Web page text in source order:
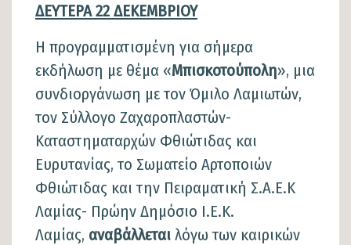
ΔΕΥΤΕΡΑ 22 ΔΕΚΕΜΒΡΙΟΥ
Η προγραμματισμένη για σήμερα
εκδήλωση με θέμα «Μπισκοτούπολη», μια
συνδιοργάνωση με τον Όμιλο Λαμιωτών,
τον Σύλλογο Ζαχαροπλαστών-
Καταστηματαρχών Φθιώτιδας και
Ευρυτανίας, το Σωματείο Αρτοποιών
Φθιώτιδας και την Πειραματική Σ.Α.Ε.Κ
Λαμίας- Πρώην Δημόσιο Ι.Ε.Κ.
Λαμίας, αναβάλλεται λόγω των καιρικών